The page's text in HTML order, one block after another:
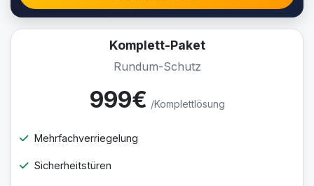
Komplett-Paket
Rundum-Schutz
999€ /Komplettlösung
Mehrfachverriegelung
Sicherheitstüren